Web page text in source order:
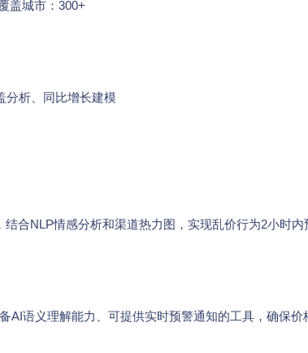
盖城市：300+
分析、同比增长建模
合NLP情感分析和渠道热力图，实现乱价行为2小时内
AI语义理解能力、可提供实时预警通知的工具，确保价